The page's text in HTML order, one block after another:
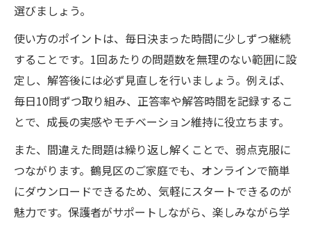
選びましょう。
使い方のポイントは、毎日決まった時間に少しずつ継続
することです。1回あたりの問題数を無理のない範囲に設
定し、解答後には必ず見直しを行いましょう。例えば、
毎日10問ずつ取り組み、正答率や解答時間を記録するこ
とで、成長の実感やモチベーション維持に役立ちます。
また、間違えた問題は繰り返し解くことで、弱点克服に
つながります。鶴見区のご家庭でも、オンラインで簡単
にダウンロードできるため、気軽にスタートできるのが
魅力です。保護者がサポートしながら、楽しみながら学